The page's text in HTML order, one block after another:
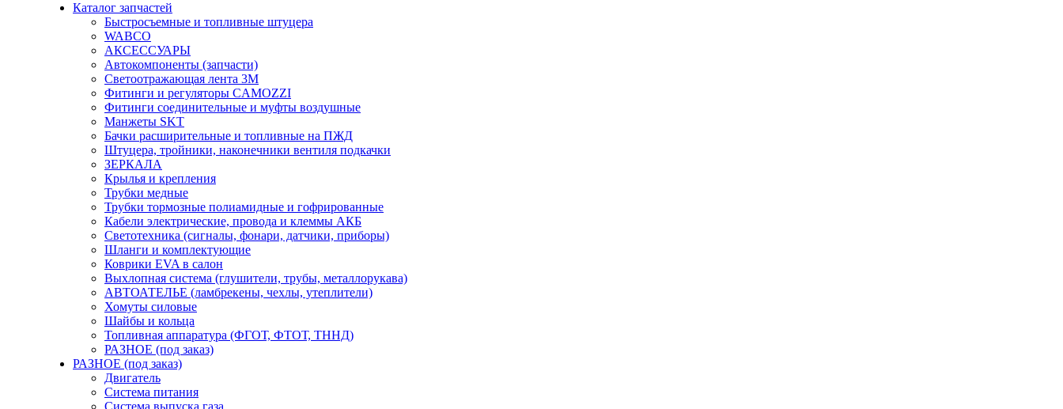
Каталог запчастей
Быстросъемные и топливные штуцера
WABCO
АКСЕССУАРЫ
Автокомпоненты (запчасти)
Светоотражающая лента 3М
Фитинги и регуляторы CAMOZZI
Фитинги соединительные и муфты воздушные
Манжеты SKT
Бачки расширительные и топливные на ПЖД
Штуцера, тройники, наконечники вентиля подкачки
ЗЕРКАЛА
Крылья и крепления
Трубки медные
Трубки тормозные полиамидные и гофрированные
Кабели электрические, провода и клеммы АКБ
Светотехника (сигналы, фонари, датчики, приборы)
Шланги и комплектующие
Коврики EVA в салон
Выхлопная система (глушители, трубы, металлорукава)
АВТОАТЕЛЬЕ (ламбрекены, чехлы, утеплители)
Хомуты силовые
Шайбы и кольца
Топливная аппаратура (ФГОТ, ФТОТ, ТННД)
РАЗНОЕ (под заказ)
РАЗНОЕ (под заказ)
Двигатель
Система питания
Система выпуска газа